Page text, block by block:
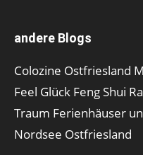
andere Blogs
Colozine Ostfriesland
Feel Glück Feng Shui
Traum Ferienhäuser
Nordsee Ostfriesland